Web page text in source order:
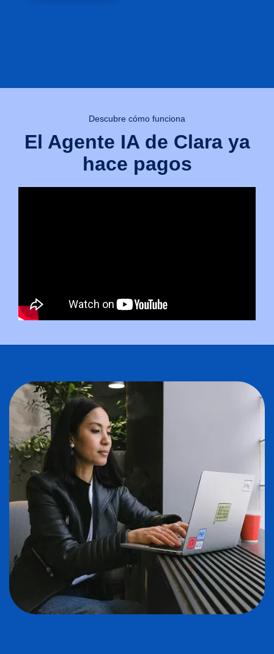
Descubre cómo funciona
El Agente IA de Clara ya
hace pagos